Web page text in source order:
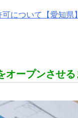
について【愛知県】
ープンさせる